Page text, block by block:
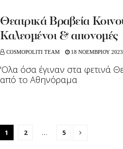
Θεατρικά Βραβεία
Καλεσμένοι & απονομές
COSMOPOLITI TEAM 18 ΝΟΕΜΒΡΙΟΥ 2023
'Ολα όσα έγιναν στα φετινά
από το Αθηνόραμα
1 2 … 5